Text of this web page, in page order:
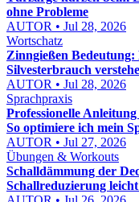
ohne Probleme
AUTOR • Jul 28, 2026
Wortschatz
Zinngießen
Silvesterbrauch
AUTOR • Jul 28, 2026
Sprachpraxis
Professionelle
So optimiere ich mein
AUTOR • Jul 27, 2026
Übungen & Workouts
Schalldämmung der
Schallreduzierung